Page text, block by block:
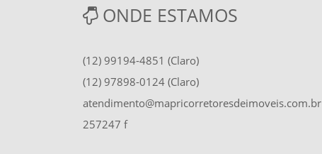
ONDE ESTAMOS
(12) 99194-4851 (Claro)
(12) 97898-0124 (Claro)
atendimento@mapricorretoresdeimoveis.com.br
257247 f